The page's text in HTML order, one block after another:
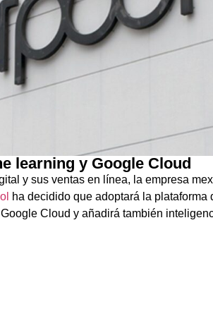
learning y Google Cloud
y sus ventas en línea, la empresa
ha decidido que adoptará la plataforma
Google Cloud y añadirá también